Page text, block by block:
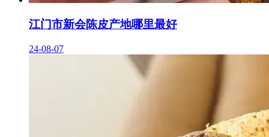
江门市新会陈皮产地哪里最好
24-08-07